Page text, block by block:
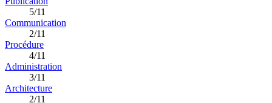
5/11
Communication
2/11
Procédure
4/11
Administration
3/11
Architecture
2/11